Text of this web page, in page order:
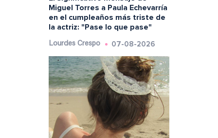
Miguel Torres a Paula Echevarría
en el cumpleaños más triste de
la actriz: "Pase lo que pase"
Lourdes Crespo 07-08-2026